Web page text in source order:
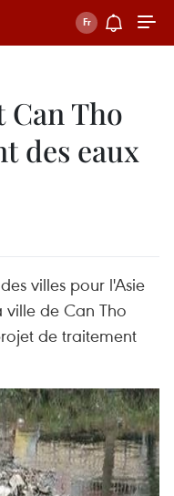
Can Tho
des eaux
villes pour l'Asie
ville de Can Tho
de traitement